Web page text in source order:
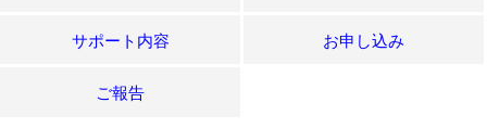
サポート内容 お申し込み
ご報告